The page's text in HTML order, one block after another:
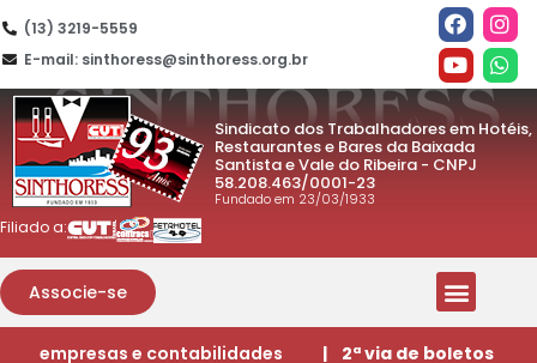
(13) 3219-5559
E-mail: sinthoress@sinthoress.org.br
Sindicato dos Trabalhadores em Hotéis,
Restaurantes e Bares da Baixada
Santista e Vale do Ribeira - CNPJ
58.208.463/0001-23
Fundado em 23/03/1933
Filiado a:
Associe-se
empresas e contabilidades | 2ª via de boletos